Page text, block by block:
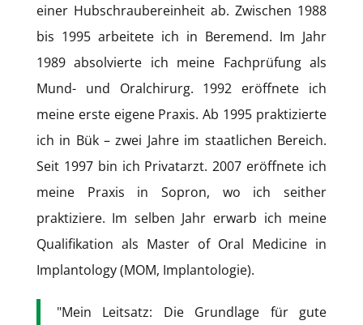
einer Hubschraubereinheit ab. Zwischen 1988
bis 1995 arbeitete ich in Beremend. Im Jahr
1989 absolvierte ich meine Fachprüfung als
Mund- und Oralchirurg. 1992 eröffnete ich
meine erste eigene Praxis. Ab 1995 praktizierte
ich in Bük – zwei Jahre im staatlichen Bereich.
Seit 1997 bin ich Privatarzt. 2007 eröffnete ich
meine Praxis in Sopron, wo ich seither
praktiziere. Im selben Jahr erwarb ich meine
Qualifikation als Master of Oral Medicine in
Implantology (MOM, Implantologie).
"Mein Leitsatz: Die Grundlage für gute